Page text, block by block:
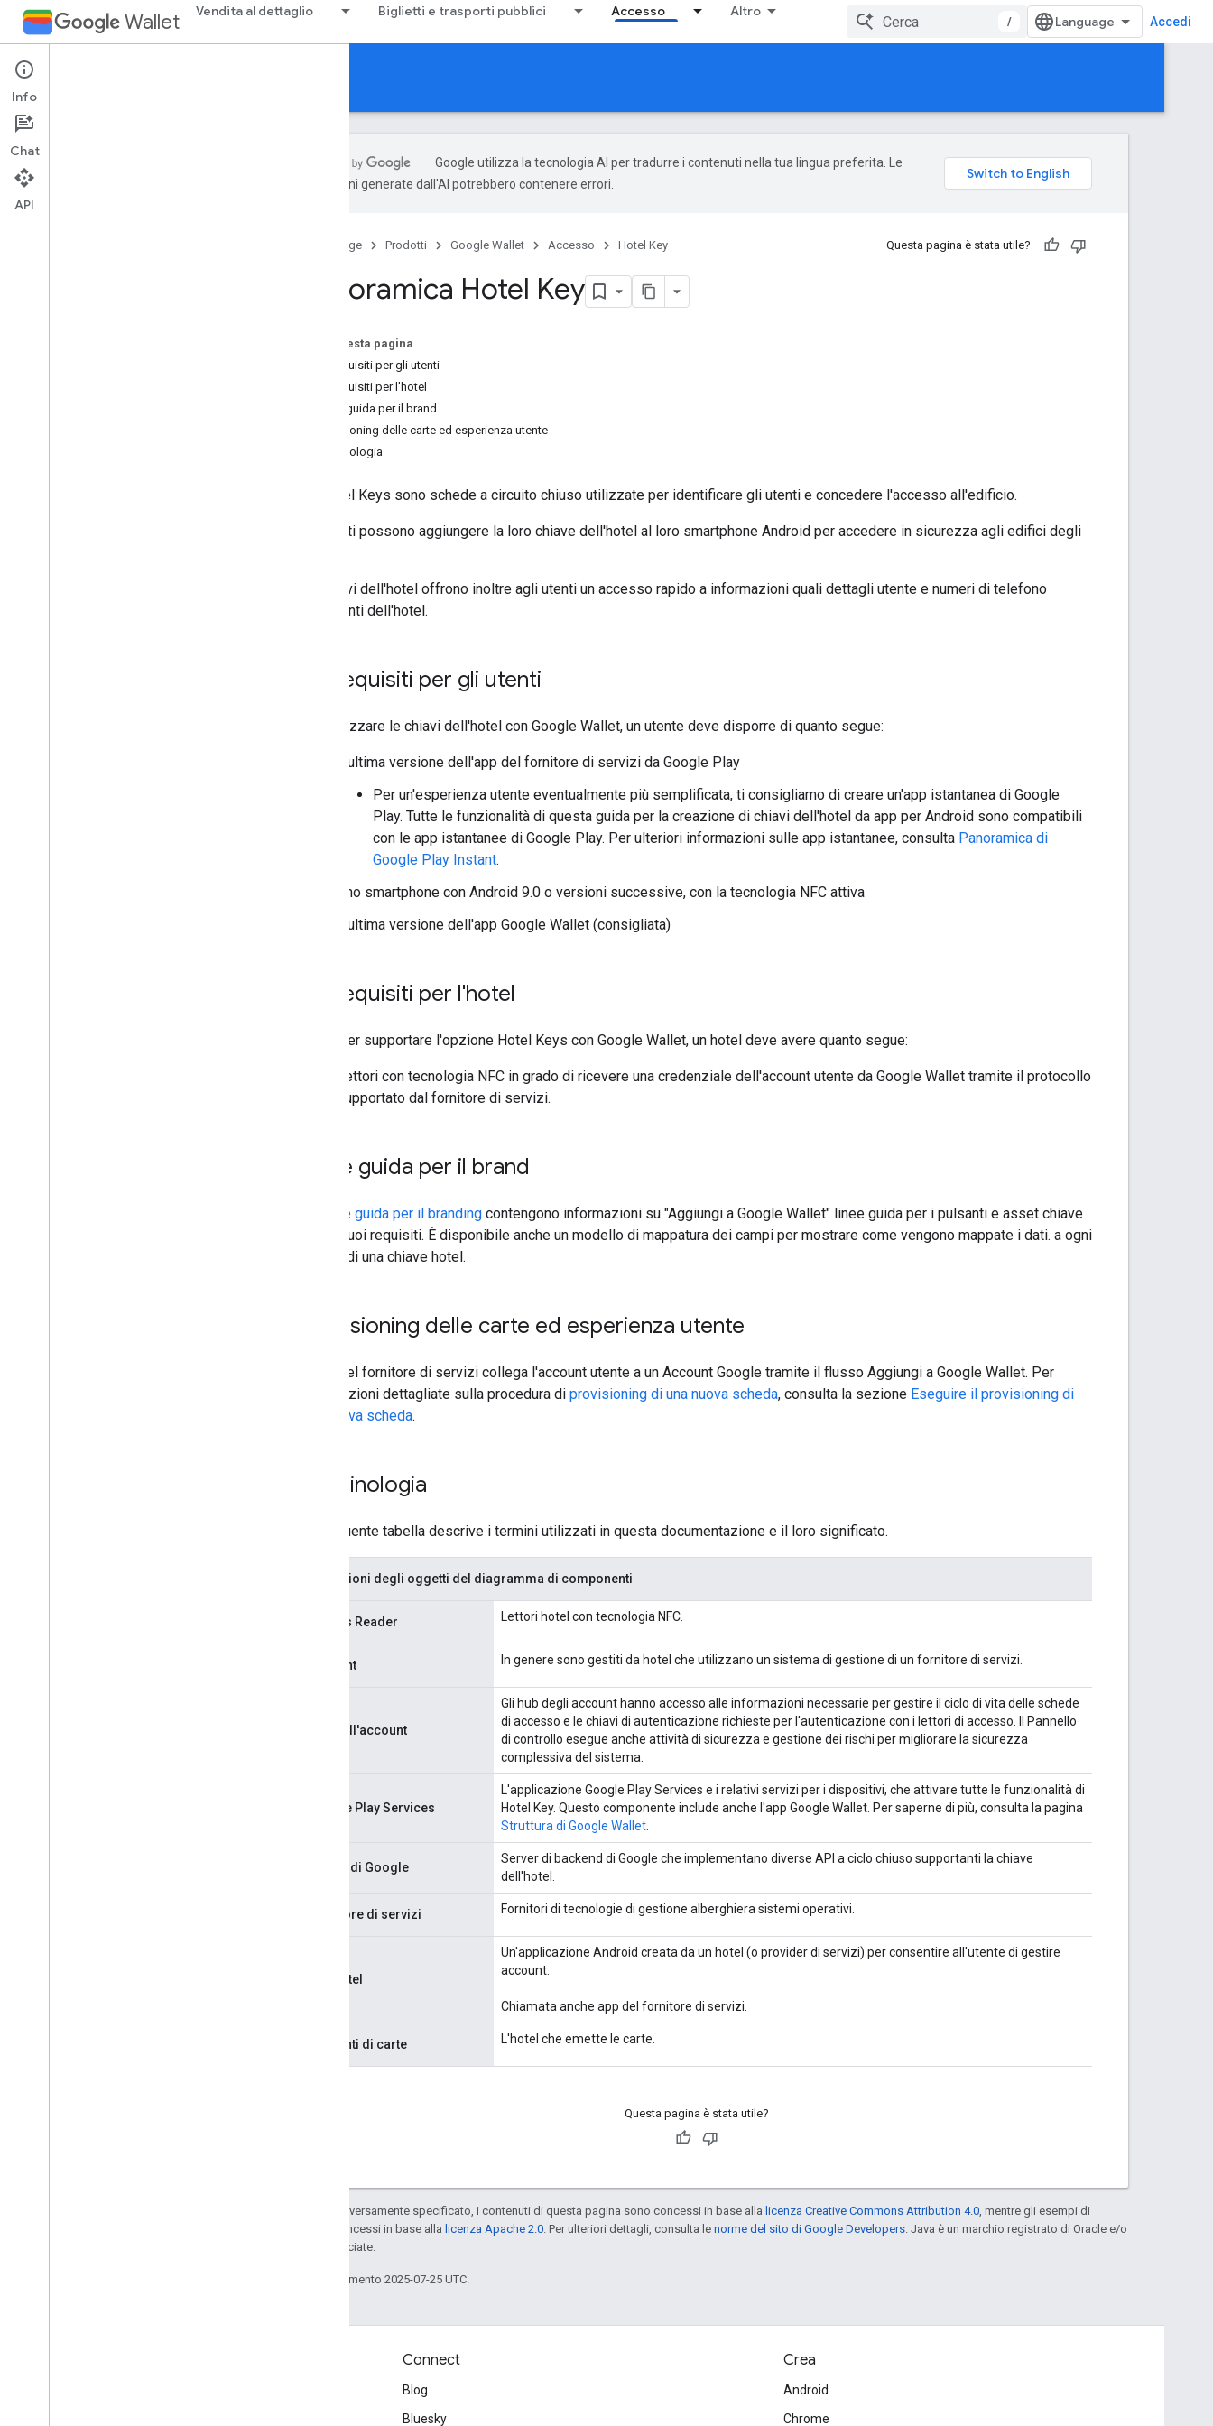
Wallet Vendita al dettaglio Biglietti e trasporti pubblici Accesso Altro
/ Accedi
Hotel Key
Presentazione
Google utilizza la tecnologia AI per tradurre i contenuti nella tua lingua preferita. Le
traduzioni generate dall'AI potrebbero contenere errori.
Home page Prodotti Google Wallet Accesso Hotel Key Questa pagina è stata utile?
Panoramica Hotel Key
Su questa pagina
Prerequisiti per gli utenti
Prerequisiti per l'hotel
Linee guida per il brand
Provisioning delle carte ed esperienza utente
Terminologia
Le Hotel Keys sono schede a circuito chiuso utilizzate per identificare gli utenti e concedere l'accesso all'edificio.
Gli utenti possono aggiungere la loro chiave dell'hotel al loro smartphone Android per accedere in sicurezza agli edifici degli
Le chiavi dell'hotel offrono inoltre agli utenti un accesso rapido a informazioni quali dettagli utente e numeri di telefono
importanti dell'hotel.
Prerequisiti per gli utenti
Per utilizzare le chiavi dell'hotel con Google Wallet, un utente deve disporre di quanto segue:
L'ultima versione dell'app del fornitore di servizi da Google Play
Per un'esperienza utente eventualmente più semplificata, ti consigliamo di creare un'app istantanea di Google
Play. Tutte le funzionalità di questa guida per la creazione di chiavi dell'hotel da app per Android sono compatibili
con le app istantanee di Google Play. Per ulteriori informazioni sulle app istantanee, consulta Panoramica di
Google Play Instant.
Uno smartphone con Android 9.0 o versioni successive, con la tecnologia NFC attiva
L'ultima versione dell'app Google Wallet (consigliata)
Prerequisiti per l'hotel
Per poter supportare l'opzione Hotel Keys con Google Wallet, un hotel deve avere quanto segue:
Lettori con tecnologia NFC in grado di ricevere una credenziale dell'account utente da Google Wallet tramite il protocollo
supportato dal fornitore di servizi.
Linee guida per il brand
linee guida per il branding contengono informazioni su "Aggiungi a Google Wallet" linee guida per i pulsanti e asset chiave
hotel i tuoi requisiti. È disponibile anche un modello di mappatura dei campi per mostrare come vengono mappate i dati. a ogni
campo di una chiave hotel.
Provisioning delle carte ed esperienza utente
L'app del fornitore di servizi collega l'account utente a un Account Google tramite il flusso Aggiungi a Google Wallet. Per
informazioni dettagliate sulla procedura di provisioning di una nuova scheda, consulta la sezione Eseguire il provisioning di
una nuova scheda.
Terminologia
La seguente tabella descrive i termini utilizzati in questa documentazione e il loro significato.
Definizioni degli oggetti del diagramma di componenti
Access Reader Lettori hotel con tecnologia NFC.
Account In genere sono gestiti da hotel che utilizzano un sistema di gestione di un fornitore di servizi.
Hub dell'account
Gli hub degli account hanno accesso alle informazioni necessarie per gestire il ciclo di vita delle schede
di accesso e le chiavi di autenticazione richieste per l'autenticazione con i lettori di accesso. Il Pannello
di controllo esegue anche attività di sicurezza e gestione dei rischi per migliorare la sicurezza
complessiva del sistema.
Google Play Services
L'applicazione Google Play Services e i relativi servizi per i dispositivi, che attivare tutte le funzionalità di
Hotel Key. Questo componente include anche l'app Google Wallet. Per saperne di più, consulta la pagina
Struttura di Google Wallet
Server di Google
Server di backend di Google che implementano diverse API a ciclo chiuso supportanti la chiave
dell'hotel.
Fornitore di servizi Fornitori di tecnologie di gestione alberghiera sistemi operativi.
App hotel
Un'applicazione Android creata da un hotel (o provider di servizi) per consentire all'utente di gestire
account.
Chiamata anche app del fornitore di servizi.
Emittenti di carte L'hotel che emette le carte.
Questa pagina è stata utile?
Salvo quando diversamente specificato, i contenuti di questa pagina sono concessi in base alla licenza Creative Commons Attribution 4.0 , mentre gli esempi di
codice sono concessi in base alla licenza Apache 2.0 . Per ulteriori dettagli, consulta le norme del sito di Google Developers . Java è un marchio registrato di Oracle e/o
delle sue consociate.
Ultimo aggiornamento 2025-07-25 UTC.
Connect
Blog
Bluesky
Crea
Android
Chrome
Info
Chat
API